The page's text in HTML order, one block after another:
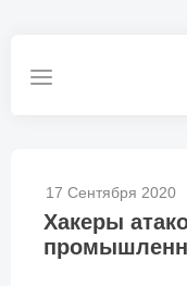
17 Сентября 2020
Хакеры